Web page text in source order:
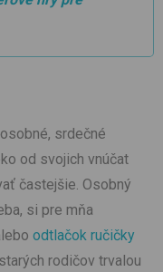
srdečné
od svojich vnúčat
častejšie. Osobný
si pre mňa
odtlačok ručičky
rodičov trvalou